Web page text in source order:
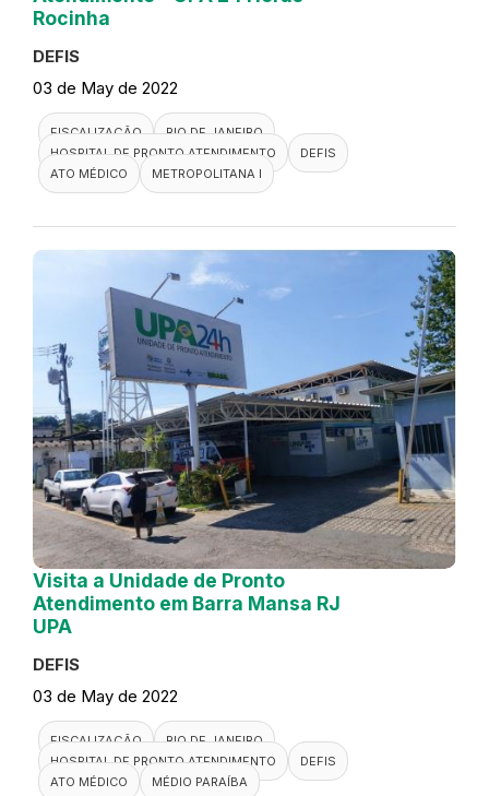
Rocinha
DEFIS
03 de May de 2022
FISCALIZAÇÃO
RIO DE JANEIRO
HOSPITAL DE PRONTO ATENDIMENTO
DEFIS
ATO MÉDICO
METROPOLITANA I
Visita a Unidade de Pronto
Atendimento em Barra Mansa RJ
UPA
DEFIS
03 de May de 2022
FISCALIZAÇÃO
RIO DE JANEIRO
HOSPITAL DE PRONTO ATENDIMENTO
DEFIS
ATO MÉDICO
MÉDIO PARAÍBA